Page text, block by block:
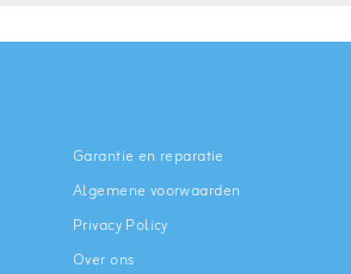
Garantie en reparatie
Algemene voorwaarden
Privacy Policy
Over ons